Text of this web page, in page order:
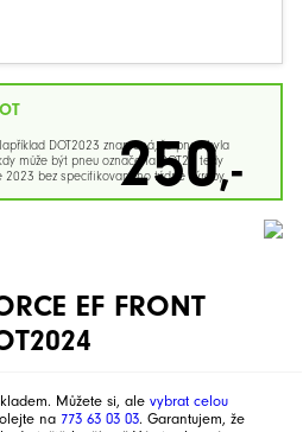
DOT2023 znamená, že pneu byla
může být pneu označena DOT23 tedy
2023 bez specifikovaného týdne výroby.
250,-
EF FRONT
Můžete si, ale vybrat celou
na 773 63 03 03. Garantujem, že